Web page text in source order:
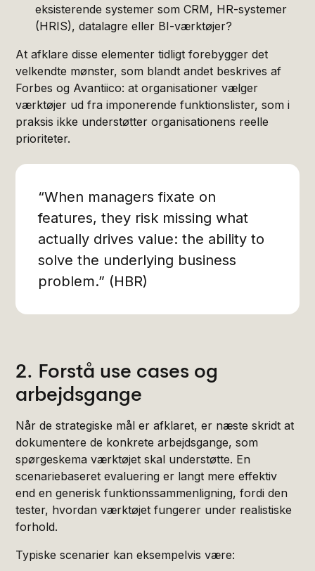
eksisterende systemer som CRM, HR-systemer
(HRIS), datalagre eller BI-værktøjer?
At afklare disse elementer tidligt forebygger det
velkendte mønster, som blandt andet beskrives af
Forbes og Avantiico: at organisationer vælger
værktøjer ud fra imponerende funktionslister, som i
praksis ikke understøtter organisationens reelle
prioriteter.
“When managers fixate on
features, they risk missing what
actually drives value: the ability to
solve the underlying business
problem.” (HBR)
2. Forstå use cases og
arbejdsgange
Når de strategiske mål er afklaret, er næste skridt at
dokumentere de konkrete arbejdsgange, som
spørgeskema værktøjet skal understøtte. En
scenariebaseret evaluering er langt mere effektiv
end en generisk funktionssammenligning, fordi den
tester, hvordan værktøjet fungerer under realistiske
forhold.
Typiske scenarier kan eksempelvis være: